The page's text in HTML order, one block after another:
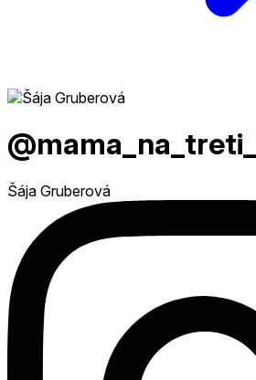
@mama_na_treti__
Šája Gruberová